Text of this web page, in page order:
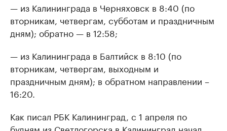
— из Калининграда в Черняховск в 8:40 (по
вторникам, четвергам, субботам и праздничным
дням); обратно — в 12:58;
— из Калининграда в Балтийск в 8:10 (по
вторникам, четвергам, выходным и
праздничным дням); в обратном направлении –
16:20.
Как писал РБК Калининград, с 1 апреля по